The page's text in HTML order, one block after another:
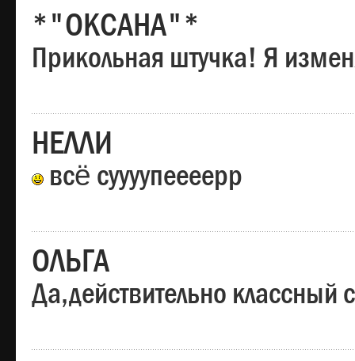
*"ОКСАНА"*
Прикольная штучка! Я
НЕЛЛИ
всё суууупеееерр
ОЛЬГА
Да,действительно классный